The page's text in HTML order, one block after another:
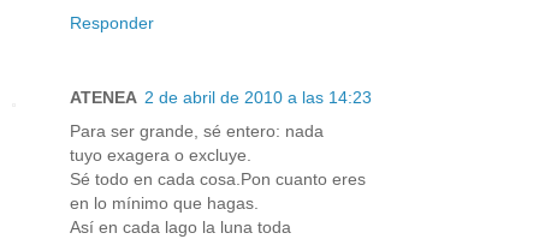
Responder
ATENEA 2 de abril de 2010 a las 14:23
Para ser grande, sé entero: nada
tuyo exagera o excluye.
Sé todo en cada cosa.Pon cuanto eres
en lo mínimo que hagas.
Así en cada lago la luna toda